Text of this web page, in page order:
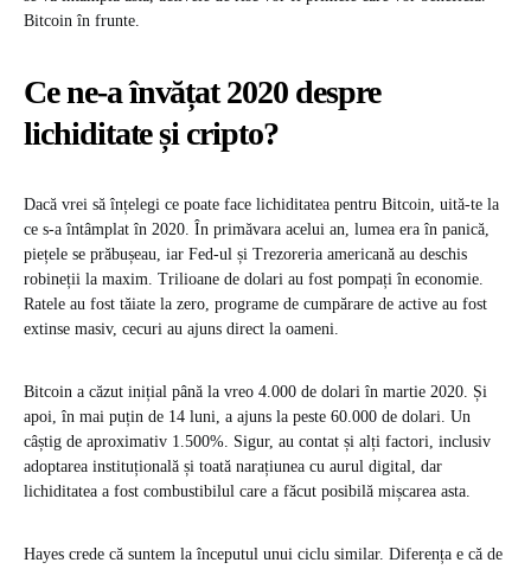
Bitcoin în frunte.
Ce ne-a învățat 2020 despre
lichiditate și cripto?
Dacă vrei să înțelegi ce poate face lichiditatea pentru Bitcoin, uită-te la
ce s-a întâmplat în 2020. În primăvara acelui an, lumea era în panică,
piețele se prăbușeau, iar Fed-ul și Trezoreria americană au deschis
robineții la maxim. Trilioane de dolari au fost pompați în economie.
Ratele au fost tăiate la zero, programe de cumpărare de active au fost
extinse masiv, cecuri au ajuns direct la oameni.
Bitcoin a căzut inițial până la vreo 4.000 de dolari în martie 2020. Și
apoi, în mai puțin de 14 luni, a ajuns la peste 60.000 de dolari. Un
câștig de aproximativ 1.500%. Sigur, au contat și alți factori, inclusiv
adoptarea instituțională și toată narațiunea cu aurul digital, dar
lichiditatea a fost combustibilul care a făcut posibilă mișcarea asta.
Hayes crede că suntem la începutul unui ciclu similar. Diferența e că de